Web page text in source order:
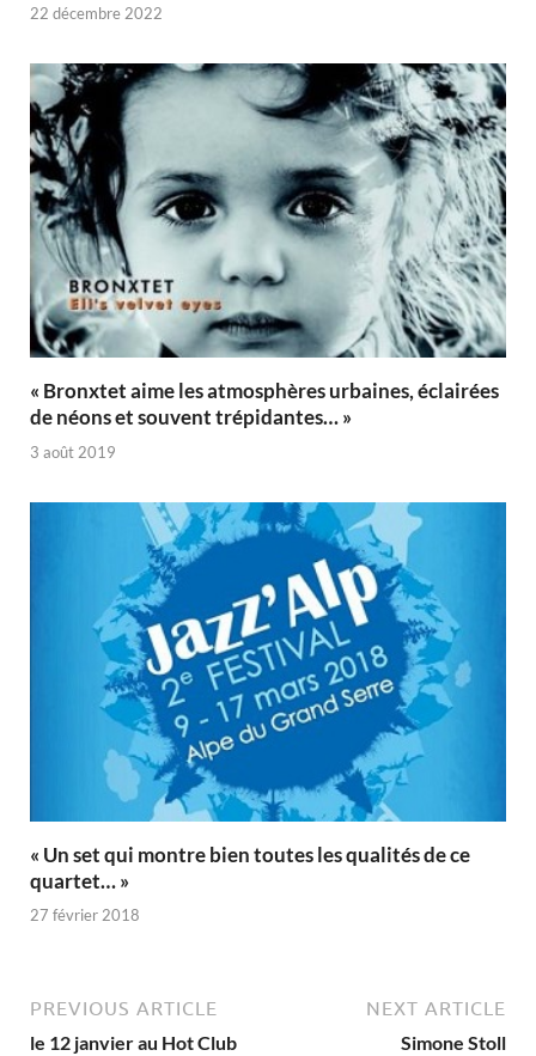
22 décembre 2022
« Bronxtet aime les atmosphères urbaines, éclairées
de néons et souvent trépidantes… »
3 août 2019
« Un set qui montre bien toutes les qualités de ce
quartet… »
27 février 2018
PREVIOUS ARTICLE
le 12 janvier au Hot Club
NEXT ARTICLE
Simone Stoll